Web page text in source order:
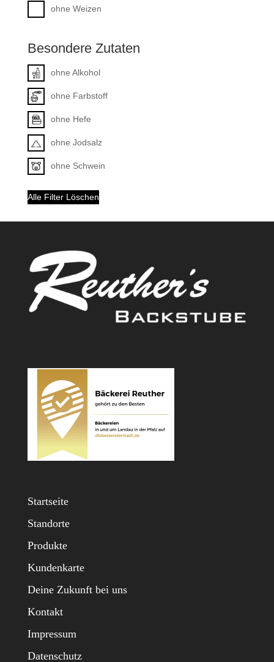
ohne Weizen
Besondere Zutaten
ohne Alkohol
ohne Farbstoff
ohne Hefe
ohne Jodsalz
ohne Schwein
Alle Filter Löschen
Startseite
Standorte
Produkte
Kundenkarte
Deine Zukunft bei uns
Kontakt
Impressum
Datenschutz